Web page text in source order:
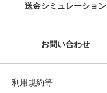
送金シミュレーション
お問い合わせ
利用規約等